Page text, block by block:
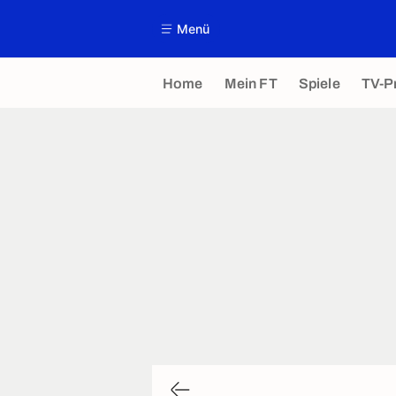
Menü
Home Mein FT Spiele TV-